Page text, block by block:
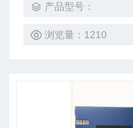
*的重要环节。人工模
括，具有典型化、规范
产品型号：
浏览量：1210